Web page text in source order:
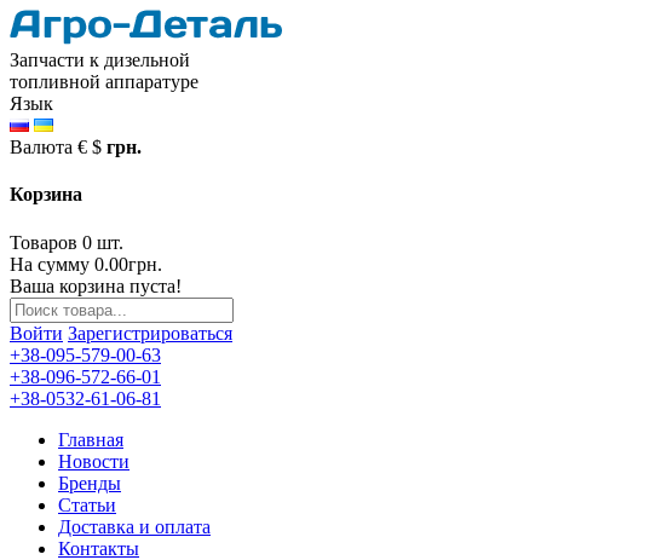
Запчасти к дизельной
топливной аппаратуре
Язык
Валюта € $ грн.
Корзина
Товаров 0 шт.
На сумму 0.00грн.
Ваша корзина пуста!
Войти Зарегистрироваться
+38-095-579-00-63
+38-096-572-66-01
+38-0532-61-06-81
Главная
Новости
Бренды
Статьи
Доставка и оплата
Контакты